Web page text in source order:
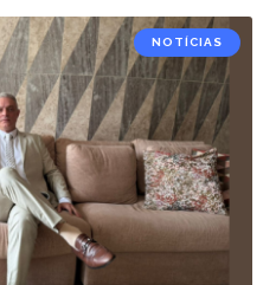
NOTÍCIAS